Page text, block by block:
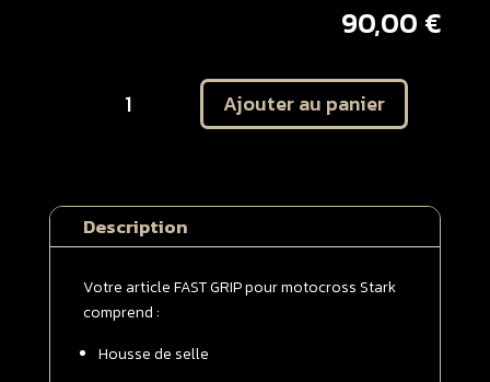
90,00 €
STARK
VARG
|
Noire
Ajouter au panier
Description
Votre article FAST GRIP pour motocross Stark
comprend :
Housse de selle